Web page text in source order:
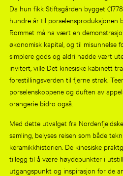
Da hun fikk Stiftsgården bygget
hundre år til porselensproduksjonen
Rommet må ha vært en
økonomisk kapital, og til misunnelse
simplere gods og aldri hadde vært
invitert, ville Det kinesiske kabinett
forestillingsverden til fjerne strøk.
porselenskoppene og duften av
orangerie bidro også.
Med dette utvalget fra
samling, belyses reisen som både
keramikkhistorien. De kinesiske
tillegg til å være høydepunkter i
utgangspunkt og inspirasjon for de